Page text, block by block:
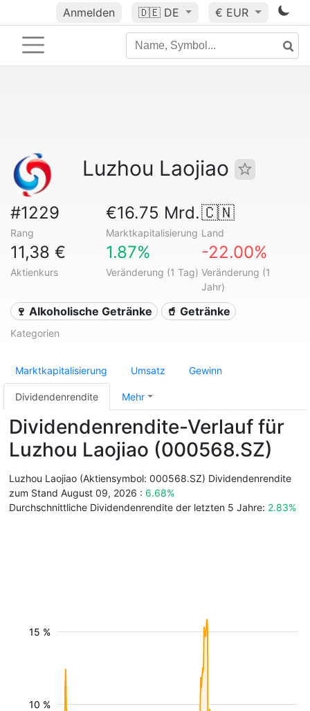
Anmelden 🇩🇪 DE € EUR
Luzhou Laojiao
#1229
Rang
€16.75 Mrd.
Marktkapitalisierung
🇨🇳
Land
11,38 €
Aktienkurs
1.87%
Veränderung (1 Tag)
-22.00%
Veränderung (1
Jahr)
🍷 Alkoholische Getränke 🥤 Getränke
Kategorien
Marktkapitalisierung Umsatz Gewinn
Dividendenrendite Mehr
Dividendenrendite-Verlauf für
Luzhou Laojiao (000568.SZ)
Luzhou Laojiao (Aktiensymbol: 000568.SZ) Dividendenrendite
zum Stand August 09, 2026 : 6.68%
Durchschnittliche Dividendenrendite der letzten 5 Jahre: 2.83%
10 %
15 %